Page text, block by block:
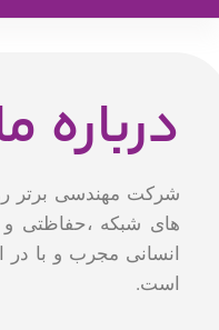
درباره
های شبکه ،حفاظتی و
انسانی مجرب و با در
است.